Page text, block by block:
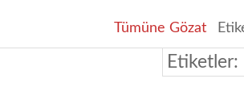
Tümüne Gözat
Etiketler: